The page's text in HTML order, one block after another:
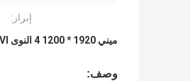
إبراز:
ميني 1920 * 1200 4 النوى DVI الألياف البصرية موسع متعدد الأوضاع
وصف: